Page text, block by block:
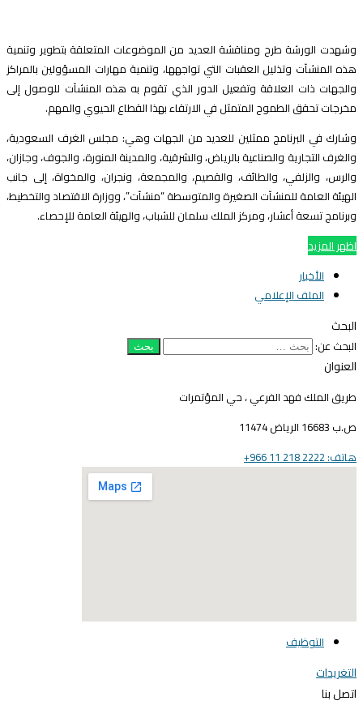
الورشة طرح ومناقشة العديد من الموضوعات المتعلقة بتطوير وتنمية
المنشآت وتذليل العقبات التي تواجهها، وتنمية مهارات المسؤولين بالمراكز
ذات العلاقة وتفعيل الدور الذي تقوم به هذه المنشآت للوصول إلى
تحقق الطموح المتمثل في الارتقاء بهذا القطاع الحيوي والمهم.
في البرنامج ممثلين للعديد من الجهات وهي: مجلس الغرف السعودية،
التجارية والصناعية بالرياض، والشرقية، والمدينة المنورة، والجوف، وجازان،
والزلفي، والطائف، والقصيم، والمجمعة، ونجران، والمخواة، إلى جانب
العامة للمنشآت الصغيرة والمتوسطة “منشآت”، ووزارة الاقتصاد والتخطيط،
تسعة أعشار، ومركز الملك سلمان للشباب، والهيئة العامة للإحصاء.
المزيد
الأخبار
الملف الإعلامي
عن:
الملك فهد الفرعي ، حي المؤتمرات
الرياض 11474
2222 218 11 966+
elegant media icon
التوظيف
بنا